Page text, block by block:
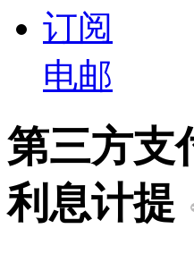
订阅
电邮
第三方支
利息计提